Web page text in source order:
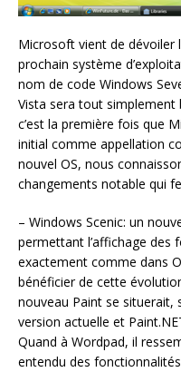
Microsoft vient de dévoiler
prochain système
nom de code Windows
Vista sera tout simplement
c’est la première fois que
initial comme appellation
nouvel OS, nous
changements notable qui
– Windows Scenic: un
permettant l’affichage des
exactement comme dans
bénéficier de cette
nouveau Paint se situerait,
version actuelle et
Quand à Wordpad, il
entendu des